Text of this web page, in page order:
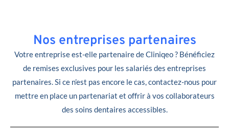
Nos entreprises partenaires
Votre entreprise est-elle partenaire de Cliniqeo ? Bénéficiez
de remises exclusives pour les salariés des entreprises
partenaires. Si ce n’est pas encore le cas, contactez-nous pour
mettre en place un partenariat et offrir à vos collaborateurs
des soins dentaires accessibles.